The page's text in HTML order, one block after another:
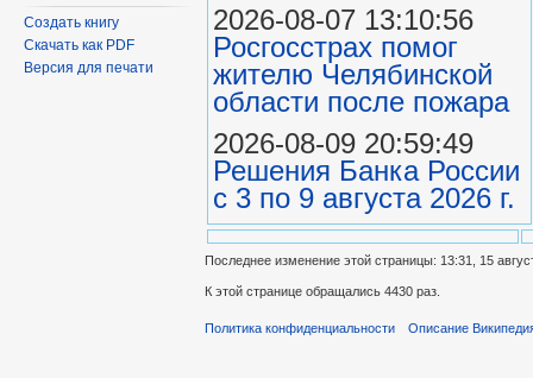
Создать книгу
Скачать как PDF
Версия для печати
2026-08-07 13:10:56
Росгосстрах помог
жителю Челябинской
области после пожара
2026-08-09 20:59:49
Решения Банка России
с 3 по 9 августа 2026 г.
Последнее изменение этой страницы: 13:31, 15
К этой странице обращались 4430 раз.
Политика конфиденциальности Описание